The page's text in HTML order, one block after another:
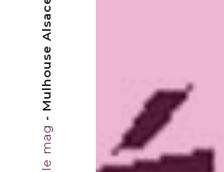
le mag